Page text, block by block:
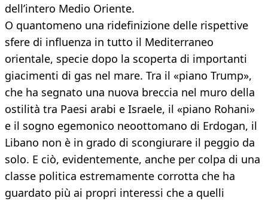
dell’intero Medio Oriente.
O quantomeno una ridefinizione delle rispettive
sfere di influenza in tutto il Mediterraneo
orientale, specie dopo la scoperta di importanti
giacimenti di gas nel mare. Tra il «piano Trump»,
che ha segnato una nuova breccia nel muro della
ostilità tra Paesi arabi e Israele, il «piano Rohani»
e il sogno egemonico neoottomano di Erdogan, il
Libano non è in grado di scongiurare il peggio da
solo. E ciò, evidentemente, anche per colpa di una
classe politica estremamente corrotta che ha
guardato più ai propri interessi che a quelli